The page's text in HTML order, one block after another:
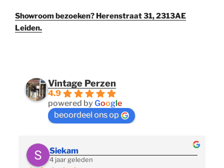
Showroom bezoeken? Herenstraat 31, 2313AE
Leiden.
Vintage Perzen
4.9
powered byGoogle
beoordeel ons op
Siekam
4 jaar geleden